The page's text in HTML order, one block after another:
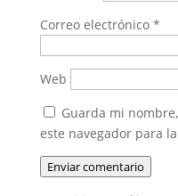
Correo electrónico *
Web
Guarda mi
este navegador para
Enviar comentario